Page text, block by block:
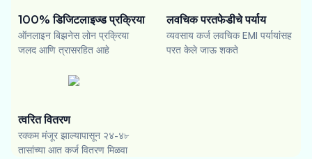
100% डिजिटलाइज्ड प्रक्रिया
ऑनलाइन बिझनेस लोन प्रक्रिया
जलद आणि त्रासरहित आहे
लवचिक परतफेडीचे पर्याय
व्यवसाय कर्ज लवचिक EMI पर्यायांसह
परत केले जाऊ शकते
त्वरित वितरण
रक्कम मंजूर झाल्यापासून २४-४৮
तासांच्या आत कर्ज वितरण मिळवा